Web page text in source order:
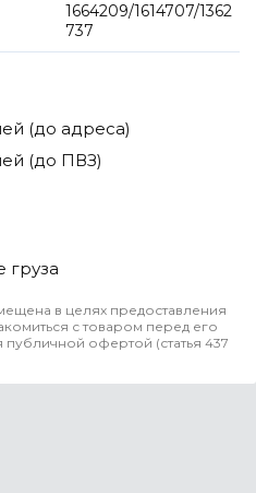
1664209/1614707/1362
737
(до адреса)
(до ПВЗ)
в целях предоставления
с товаром перед его
офертой (статья 437